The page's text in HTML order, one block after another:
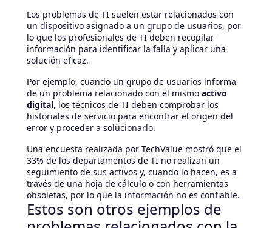
Los problemas de TI suelen estar relacionados con
un dispositivo asignado a un grupo de usuarios, por
lo que los profesionales de TI deben recopilar
información para identificar la falla y aplicar una
solución eficaz.
Por ejemplo, cuando un grupo de usuarios informa
de un problema relacionado con el mismo activo
digital, los técnicos de TI deben comprobar los
historiales de servicio para encontrar el origen del
error y proceder a solucionarlo.
Una encuesta realizada por TechValue mostró que el
33% de los departamentos de TI no realizan un
seguimiento de sus activos y, cuando lo hacen, es a
través de una hoja de cálculo o con herramientas
obsoletas, por lo que la información no es confiable.
Estos son otros ejemplos de